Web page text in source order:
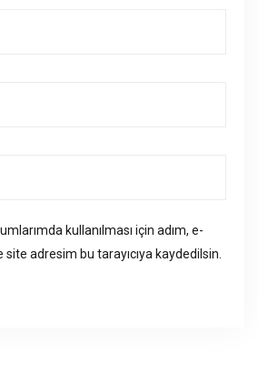
kullanılması için adım, e-
adresim bu tarayıcıya kaydedilsin.